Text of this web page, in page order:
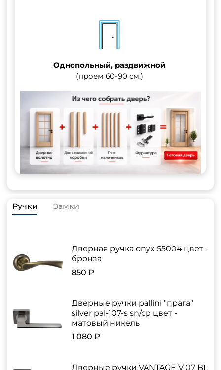
Однопольный, раздвижной
(проем 60-90 см.)
Ручки Замки
Дверная ручка onyx 55004 цвет -
бронза
850 ₽
Дверные ручки pallini "прага"
silver pal-107-s sn/cp цвет -
матовый никель
1 080 ₽
Дверные ручки VANTAGE V 07 BL